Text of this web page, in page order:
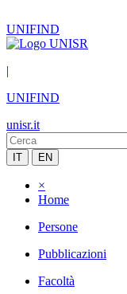
UNIFIND
|
UNIFIND
unisr.it
IT EN
×
Home
Persone
Pubblicazioni
Facoltà